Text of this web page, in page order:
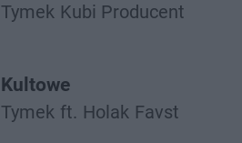
Tymek Kubi Producent
Kultowe
Tymek ft. Holak Favst